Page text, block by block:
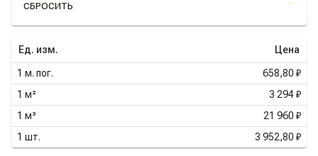
СБРОСИТЬ
Ед. изм. Цена
1 м. пог.
658,80 ₽
1 м²
3 294 ₽
1 м³
21 960 ₽
1 шт. 3 952,80 ₽